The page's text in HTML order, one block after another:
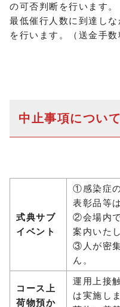
の可否判断を行います。
最低催行人数に到達し
を行います。（送金手
中止事項につい
式典サブ
イベント
①感染症
表彰品等
②会場内
案内いた
③人が密
ん。
コース上
荷物預か
運用上接
は実施し